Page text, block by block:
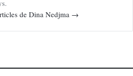
de Dina Nedjma →